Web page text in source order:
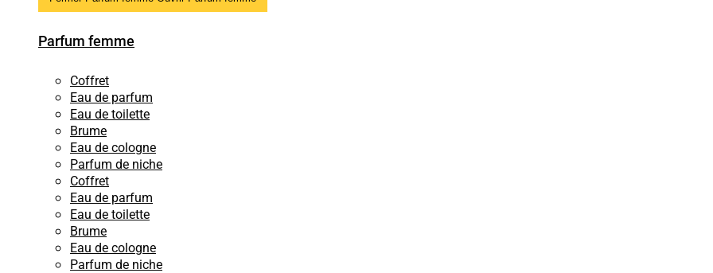
Parfum femme
Coffret
Eau de parfum
Eau de toilette
Brume
Eau de cologne
Parfum de niche
Coffret
Eau de parfum
Eau de toilette
Brume
Eau de cologne
Parfum de niche